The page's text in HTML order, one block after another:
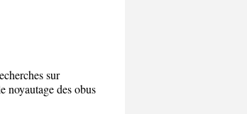
sur
noyautage des obus